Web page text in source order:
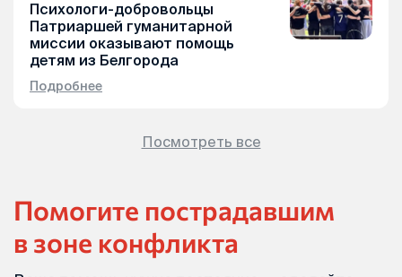
Психологи-добровольцы
Патриаршей гуманитарной
миссии оказывают помощь
детям из Белгорода
Подробнее
Посмотреть все
Помогите пострадавшим
в зоне конфликта